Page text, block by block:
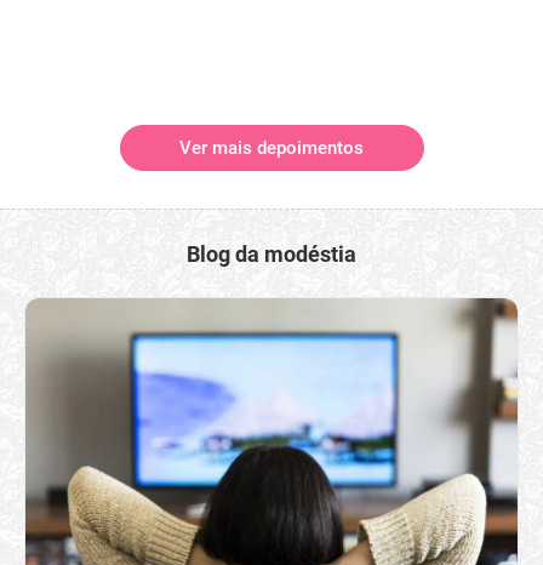
Ver mais depoimentos
Blog da modéstia